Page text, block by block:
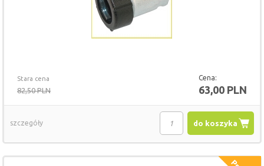
Stara cena
82,50 PLN
Cena:
63,00 PLN
do koszyka
szczegóły